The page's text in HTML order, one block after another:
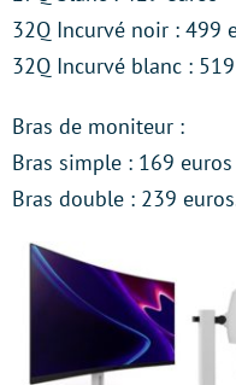
32Q Incurvé noir : 499
32Q Incurvé blanc :
Bras de moniteur :
Bras simple : 169 euros
Bras double : 239